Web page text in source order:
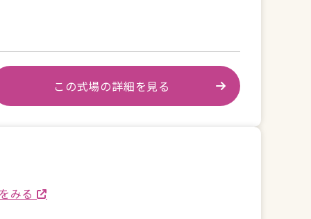
この式場の詳細を見る
みる